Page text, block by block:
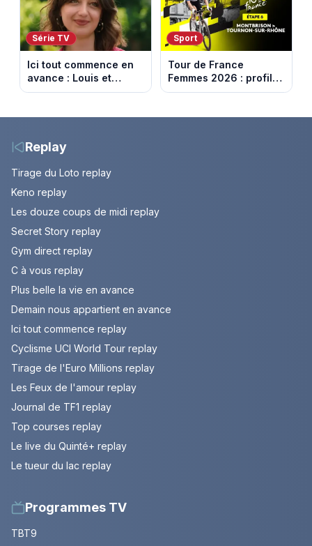
Série TV
Ici tout commence en
avance : Louis et
Jasmine enfin en
août 2026 (spoiler)
Sport
Tour de France
Femmes 2026 : profil
et horaires de la 6e
Montbrison et
Replay
Tirage du Loto replay
Keno replay
Les douze coups de midi replay
Secret Story replay
Gym direct replay
C à vous replay
Plus belle la vie en avance
Demain nous appartient en avance
Ici tout commence replay
Cyclisme UCI World Tour replay
Tirage de l'Euro Millions replay
Les Feux de l'amour replay
Journal de TF1 replay
Top courses replay
Le live du Quinté+ replay
Le tueur du lac replay
Programmes TV
TBT9